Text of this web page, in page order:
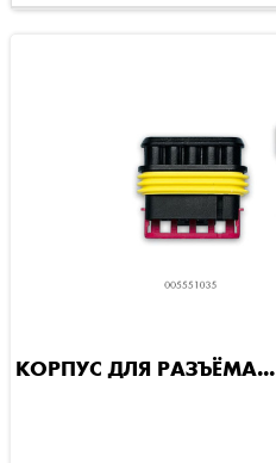
КОРПУС ДЛЯ РАЗЪЁМА...